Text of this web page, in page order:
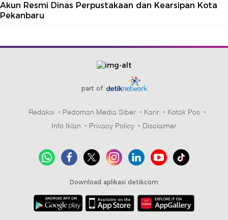
Akun Resmi Dinas Perpustakaan dan Kearsipan Kota
Pekanbaru
part of
Redaksi Pedoman Media Siber Karir
Kotak Pos
Info Iklan
Privacy Policy Disclaimer
Download aplikasi detikcom